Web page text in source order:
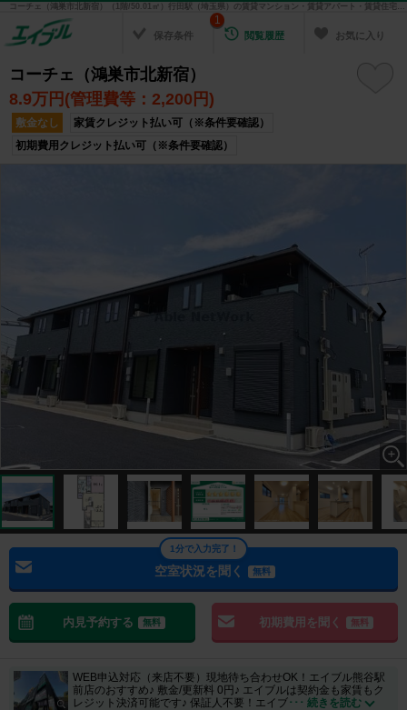
コーチェ（鴻巣市北新宿）（1階/50.01㎡）行田駅（埼玉県）の賃貸マンション・賃貸アパート・賃貸住宅の不動産情報を検索！ 不動産賃貸の物件探しは、お部屋探しのエイブル
保存条件 閲覧履歴
1
お気に入り
コーチェ（鴻巣市北新宿）
8.9万円(管理費等：2,200円)
敷金なし
家賃クレジット払い可（※条件要確認）
初期費用クレジット払い可（※条件要確認）
空室状況を聞く 無料
1分で入力完了！
内見予約する 無料 初期費用を聞く 無料
WEB申込対応（来店不要）現地待ち合わせOK！エイブル熊谷駅
前店のおすすめ♪ 敷金/更新料 0円♪ エイブルは契約金も家賃もク
レジット決済可能です♪ 保証人不要！エイブ･･･ 続きを読む